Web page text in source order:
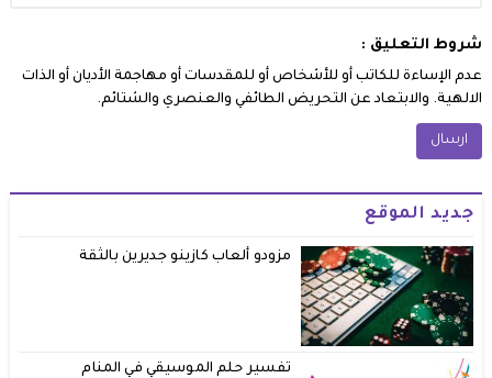
شروط التعليق :
عدم الإساءة للكاتب أو للأشخاص أو للمقدسات أو مهاجمة الأديان أو الذات
الالهية. والابتعاد عن التحريض الطائفي والعنصري والشتائم.
جديد الموقع
مزودو ألعاب كازينو جديرين بالثقة
تفسير حلم الموسيقي في المنام